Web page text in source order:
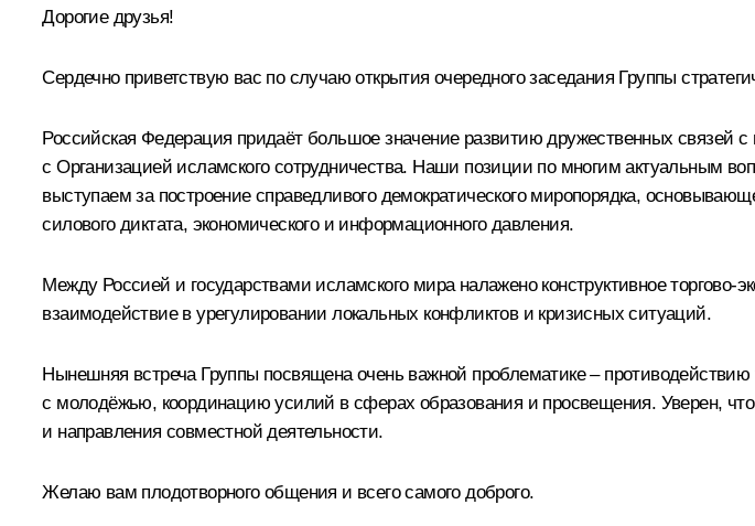
Дорогие друзья!
Сердечно приветствую вас по случаю открытия очередного заседания Группы
Российская Федерация придаёт большое значение развитию дружественных связей
с Организацией исламского сотрудничества. Наши позиции по многим актуальным
выступаем за построение справедливого демократического миропорядка,
силового диктата, экономического и информационного давления.
Между Россией и государствами исламского мира налажено конструктивное торгово-
взаимодействие в урегулировании локальных конфликтов и кризисных ситуаций.
Нынешняя встреча Группы посвящена очень важной проблематике –
с молодёжью, координацию усилий в сферах образования и просвещения. Уверен,
и направления совместной деятельности.
Желаю вам плодотворного общения и всего самого доброго.